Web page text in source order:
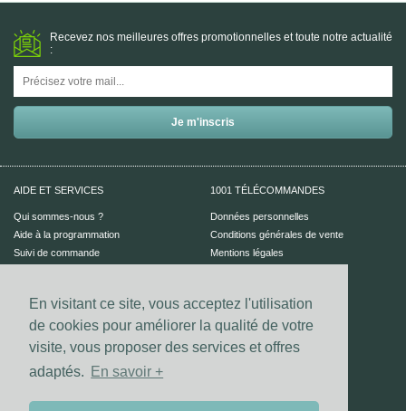
En visitant ce site, vous acceptez l'utilisation
de cookies pour améliorer la qualité de votre
visite, vous proposer des services et offres
adaptés.
En savoir +
Recevez nos meilleures offres promotionnelles et toute notre actualité
:
AIDE ET SERVICES
Qui sommes-nous ?
Aide à la programmation
Suivi de commande
1001 TÉLÉCOMMANDES
Données personnelles
Conditions générales de vente
Mentions légales
Vos coordonnées bancaires sont
Les paiements Visa et Mastercard sont
UN CONSEIL ?
Nous contacter